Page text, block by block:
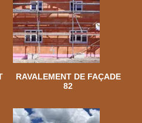
RAVALEMENT DE FAÇADE
82